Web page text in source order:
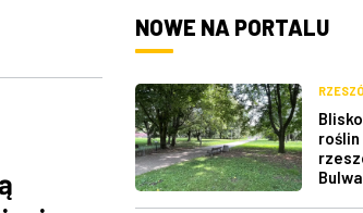
NOWE NA PORTALU
roślin